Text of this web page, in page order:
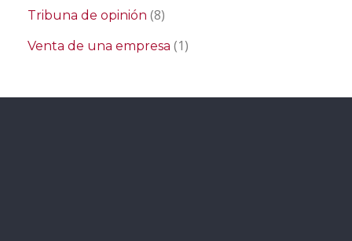
Tribuna de opinión (8)
Venta de una empresa (1)